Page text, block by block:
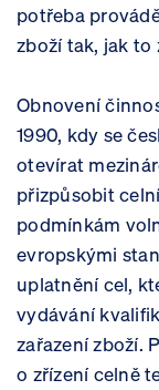
potřeba
zboží tak, jak to
Obnovení
1990, kdy se
otevírat
přizpůsobit
podmínkám
evropskými
uplatnění cel,
vydávání
zařazení zboží.
o zřízení celně